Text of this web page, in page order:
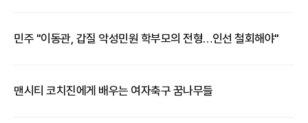
​​민주 "이동관, 갑질 악성민원 학부모의 전형…인선 철회해야"
맨시티 코치진에게 배우는 여자축구 꿈나무들